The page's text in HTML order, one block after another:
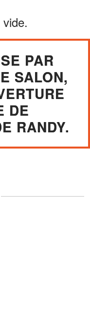
PAR
SALON,
DE
RANDY.